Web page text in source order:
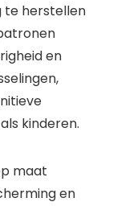
te herstellen
en
kinderen.
maat
en